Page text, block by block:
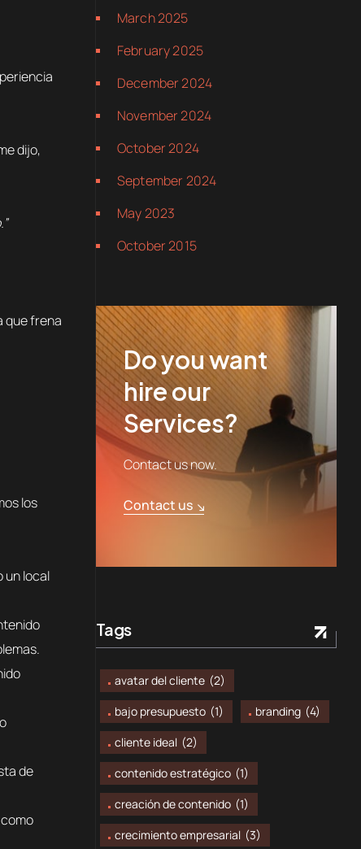
dijo,
que frena
los
March 2025
February 2025
December 2024
November 2024
October 2024
September 2024
May 2023
October 2015
Do you want
hire our
Services?
Contact us now.
Contact us
Tags
avatar del cliente (2)
bajo presupuesto (1) branding (4)
cliente ideal (2)
contenido estratégico (1)
creación de contenido (1)
crecimiento empresarial (3)